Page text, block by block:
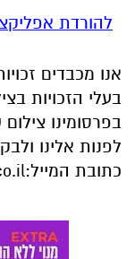
להורדת
אנו מכבדים
בעלי הזכויות
בפרסומינו
לפנות אלינו
כתובת המייל: